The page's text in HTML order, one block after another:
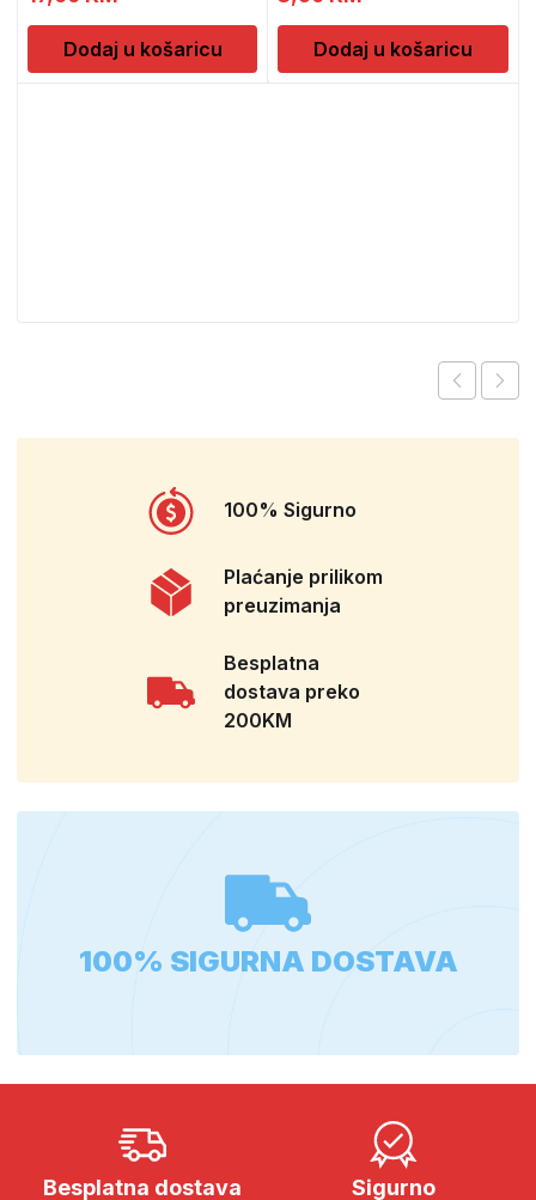
Dodaj u košaricu Dodaj u košaricu
100% Sigurno
Plaćanje prilikom
preuzimanja
Besplatna
dostava preko
200KM
100% SIGURNA DOSTAVA
Besplatna dostava Sigurno